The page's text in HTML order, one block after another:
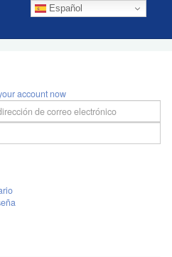
Español
account now